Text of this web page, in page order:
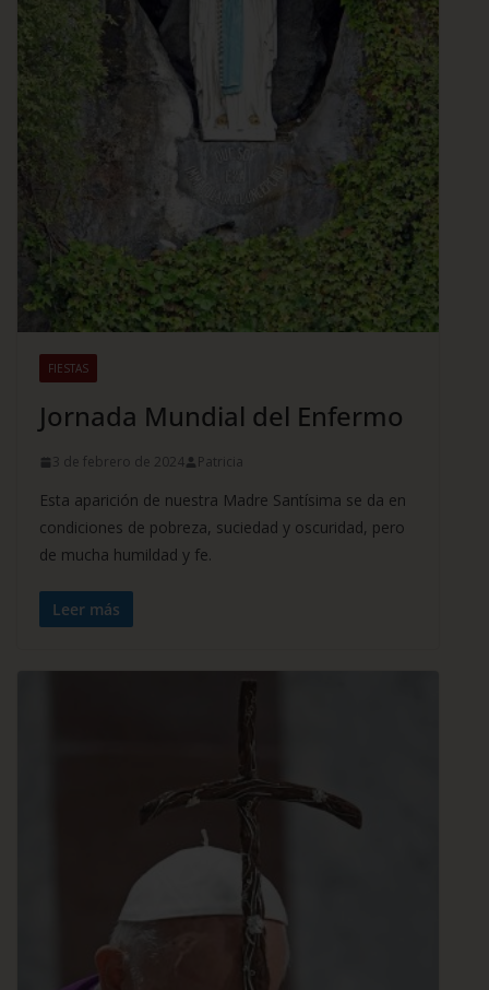
FIESTAS
Jornada Mundial del Enfermo
3 de febrero de 2024 Patricia
Esta aparición de nuestra Madre Santísima se da en
condiciones de pobreza, suciedad y oscuridad, pero
de mucha humildad y fe.
Leer más